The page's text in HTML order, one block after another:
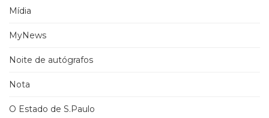
Mídia
MyNews
Noite de autógrafos
Nota
O Estado de S.Paulo